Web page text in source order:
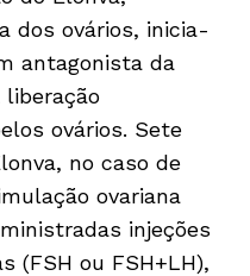
dos ovários, inicia-
antagonista da
liberação
ovários. Sete
no caso de
ovariana
injeções
(FSH ou FSH+LH),